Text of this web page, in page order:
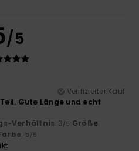
/5
Verifizierter Kauf
Gute Länge und echt
Verhältnis: 3/5 Größe:
: 5/5